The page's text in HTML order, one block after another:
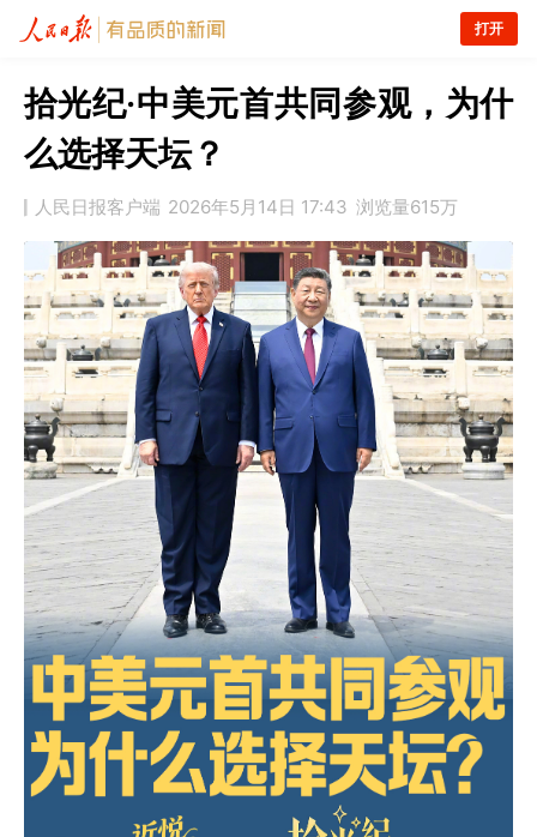
打开
拾光纪·中美元首共同参观，为什
么选择天坛？
人民日报客户端 2026年5月14日 17:43 浏览量615万